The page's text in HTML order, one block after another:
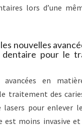
lors d’une
nouvelles
pour le
avancées en
traitement des
lasers pour enlever
est moins invasive